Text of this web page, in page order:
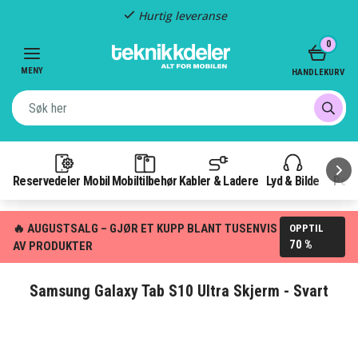
Hurtig leveranse
MENY
Reservedeler Mobil Mobiltilbehør Kabler & Ladere Lyd & Bilde
0
HANDLEKURV
🔥 AUGUSTSALG – GJØR ET KUPP BLANT TUSENVIS
AV PRODUKTER
OPPTIL
70 %
Samsung Galaxy Tab S10 Ultra Skjerm - Svart